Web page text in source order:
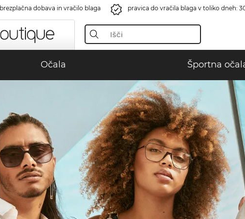
brezplačna dobava in vračilo blaga pravica do vračila blaga v toliko dneh:
Očala Športna